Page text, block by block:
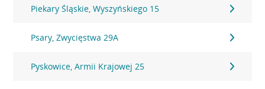
Piekary Śląskie, Wyszyńskiego 15
Psary, Zwycięstwa 29A
Pyskowice, Armii Krajowej 25